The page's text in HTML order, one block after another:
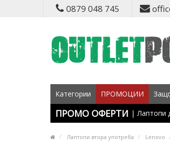
0879 048 745
Категории ПРОМОЦИИ
ПРОМО ОФЕРТИ | Лаптопи
Лаптопи втора употреба Lenovo